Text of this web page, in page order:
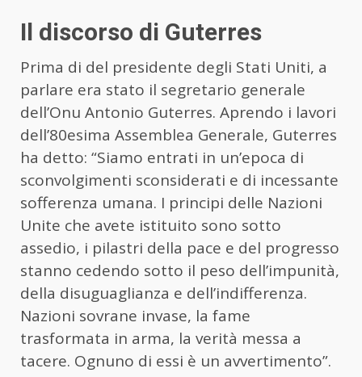
Il discorso di Guterres
Prima di del presidente degli Stati Uniti, a
parlare era stato il segretario generale
dell’Onu Antonio Guterres. Aprendo i lavori
dell’80esima Assemblea Generale, Guterres
ha detto: “Siamo entrati in un’epoca di
sconvolgimenti sconsiderati e di incessante
sofferenza umana. I principi delle Nazioni
Unite che avete istituito sono sotto
assedio, i pilastri della pace e del progresso
stanno cedendo sotto il peso dell’impunità,
della disuguaglianza e dell’indifferenza.
Nazioni sovrane invase, la fame
trasformata in arma, la verità messa a
tacere. Ognuno di essi è un avvertimento”.